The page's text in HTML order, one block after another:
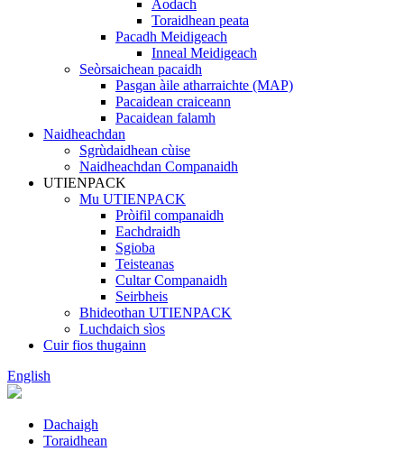
Aodach
Toraidhean peata
Pacadh Meidigeach
Inneal Meidigeach
Seòrsaichean pacaidh
Pasgan àile atharraichte (MAP)
Pacaidean craiceann
Pacaidean falamh
Naidheachdan
Sgrùdaidhean cùise
Naidheachdan Companaidh
UTIENPACK
Mu UTIENPACK
Pròifil companaidh
Eachdraidh
Sgioba
Teisteanas
Cultar Companaidh
Seirbheis
Bhideothan UTIENPACK
Luchdaich sìos
Cuir fios thugainn
English
Dachaigh
Toraidhean